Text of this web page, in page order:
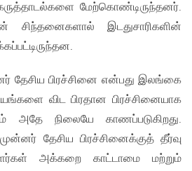
மேற்கொண்டிருந்தனர்.
சிந்தனைகளால் இடதுசாரிகளின்
தேசிய பிரச்சினை என்பது இலங்கை
விட பிரதான பிரச்சினையாக
அதே நிலையே காணப்படுகிறது.
தேசிய பிரச்சினைக்குத் தீர்வு
அக்கறை காட்டாமை மற்றும்